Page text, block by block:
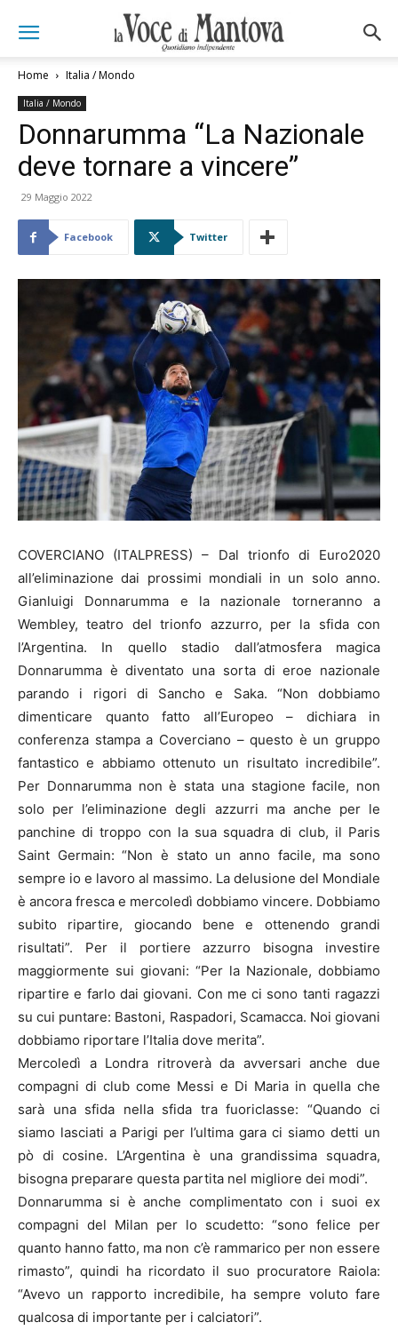
Home Italia / Mondo
Italia / Mondo
Donnarumma “La Nazionale
deve tornare a vincere”
29 Maggio 2022
Facebook Twitter
COVERCIANO (ITALPRESS) – Dal trionfo di Euro2020
all’eliminazione dai prossimi mondiali in un solo anno.
Gianluigi Donnarumma e la nazionale torneranno a
Wembley, teatro del trionfo azzurro, per la sfida con
l’Argentina. In quello stadio dall’atmosfera magica
Donnarumma è diventato una sorta di eroe nazionale
parando i rigori di Sancho e Saka. “Non dobbiamo
dimenticare quanto fatto all’Europeo – dichiara in
conferenza stampa a Coverciano – questo è un gruppo
fantastico e abbiamo ottenuto un risultato incredibile”.
Per Donnarumma non è stata una stagione facile, non
solo per l’eliminazione degli azzurri ma anche per le
panchine di troppo con la sua squadra di club, il Paris
Saint Germain: “Non è stato un anno facile, ma sono
sempre io e lavoro al massimo. La delusione del Mondiale
è ancora fresca e mercoledì dobbiamo vincere. Dobbiamo
subito ripartire, giocando bene e ottenendo grandi
risultati”. Per il portiere azzurro bisogna investire
maggiormente sui giovani: “Per la Nazionale, dobbiamo
ripartire e farlo dai giovani. Con me ci sono tanti ragazzi
su cui puntare: Bastoni, Raspadori, Scamacca. Noi giovani
dobbiamo riportare l’Italia dove merita”.
Mercoledì a Londra ritroverà da avversari anche due
compagni di club come Messi e Di Maria in quella che
sarà una sfida nella sfida tra fuoriclasse: “Quando ci
siamo lasciati a Parigi per l’ultima gara ci siamo detti un
pò di cosine. L’Argentina è una grandissima squadra,
bisogna preparare questa partita nel migliore dei modi”.
Donnarumma si è anche complimentato con i suoi ex
compagni del Milan per lo scudetto: “sono felice per
quanto hanno fatto, ma non c’è rammarico per non essere
rimasto”, quindi ha ricordato il suo procuratore Raiola:
“Avevo un rapporto incredibile, ha sempre voluto fare
qualcosa di importante per i calciatori”.